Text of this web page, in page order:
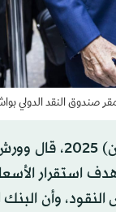
صندوق النقد الدولي
- التضخم: خلال محاضرة
النقود، وأن